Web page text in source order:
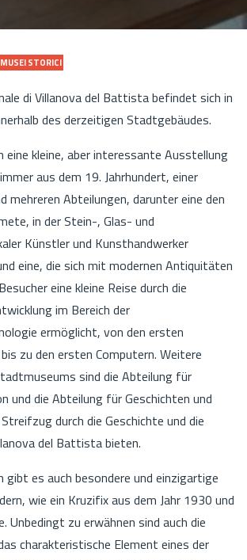
MUSEI STORICI
di Villanova del Battista befindet sich in
des derzeitigen Stadtgebäudes.
eine kleine, aber interessante Ausstellung
aus dem 19. Jahrhundert, einer
mehreren Abteilungen, darunter eine den
in der Stein-, Glas- und
Künstler und Kunsthandwerker
eine, die sich mit modernen Antiquitäten
eine kleine Reise durch die
im Bereich der
ermöglicht, von den ersten
zu den ersten Computern. Weitere
sind die Abteilung für
und die Abteilung für Geschichten und
durch die Geschichte und die
del Battista bieten.
gibt es auch besondere und einzigartige
wie ein Kruzifix aus dem Jahr 1930 und
Unbedingt zu erwähnen sind auch die
charakteristische Element eines der